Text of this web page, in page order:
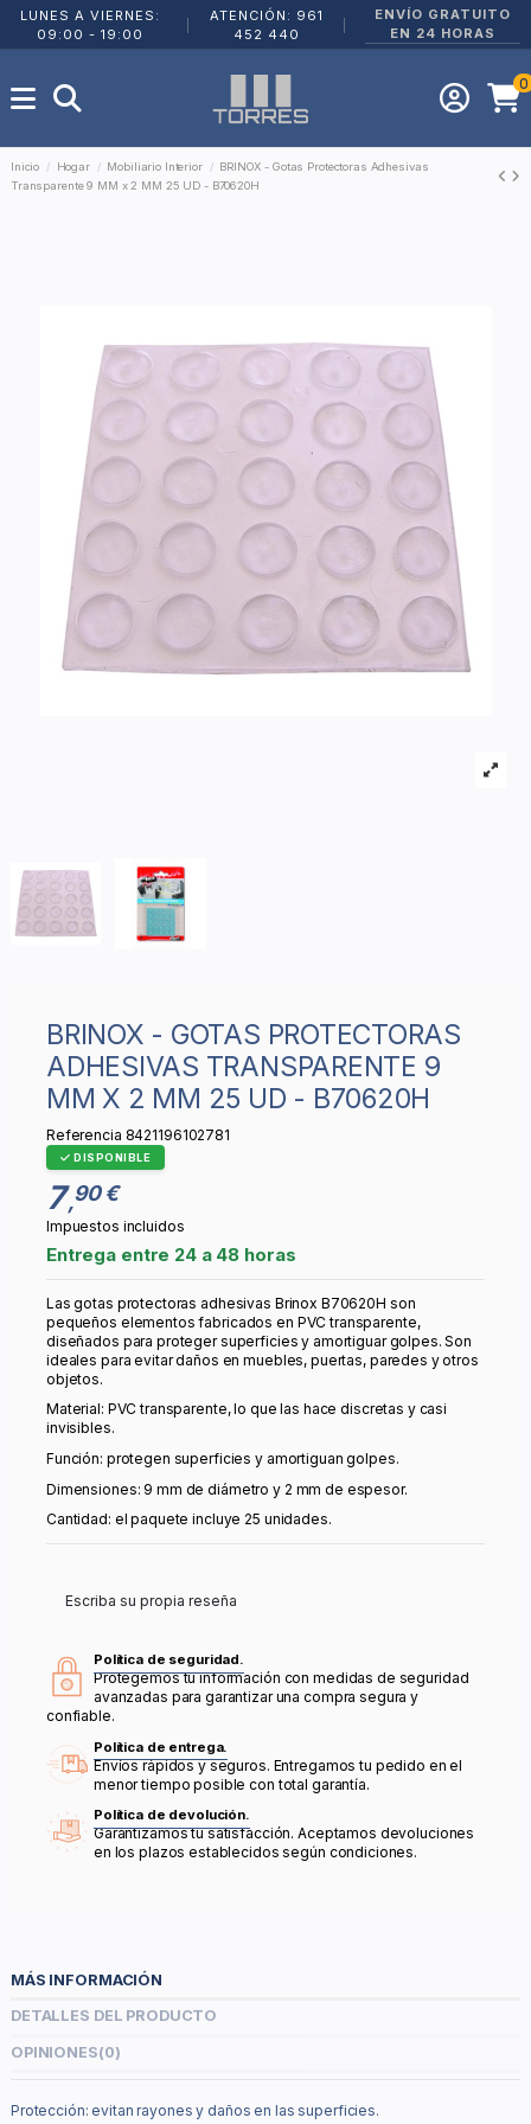
LUNES A VIERNES:
09:00 - 19:00
ATENCIÓN: 961
452 440
ENVÍO GRATUITO
EN 24 HORAS
0
Inicio Hogar Mobiliario Interior
BRINOX - Gotas Protectoras Adhesivas
Transparente 9 MM x 2 MM 25 UD - B70620H
BRINOX - GOTAS PROTECTORAS
ADHESIVAS TRANSPARENTE 9
MM X 2 MM 25 UD - B70620H
Referencia 8421196102781
DISPONIBLE
7,90 €
Impuestos incluidos
Entrega entre 24 a 48 horas
Las gotas protectoras adhesivas Brinox B70620H son
pequeños elementos fabricados en PVC transparente,
diseñados para proteger superficies y amortiguar golpes. Son
ideales para evitar daños en muebles, puertas, paredes y otros
objetos.
Material: PVC transparente, lo que las hace discretas y casi
invisibles.
Función: protegen superficies y amortiguan golpes.
Dimensiones: 9 mm de diámetro y 2 mm de espesor.
Cantidad: el paquete incluye 25 unidades.
Escriba su propia reseña
Política de seguridad.
Protegemos tu información con medidas de seguridad
avanzadas para garantizar una compra segura y
confiable.
Política de entrega.
Envíos rápidos y seguros. Entregamos tu pedido en el
menor tiempo posible con total garantía.
Política de devolución.
Garantizamos tu satisfacción. Aceptamos devoluciones
en los plazos establecidos según condiciones.
MÁS INFORMACIÓN
DETALLES DEL PRODUCTO
OPINIONES(0)
Protección: evitan rayones y daños en las superficies.